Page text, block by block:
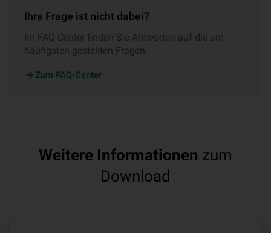
Ihre Frage ist nicht dabei?
Im FAQ-Center finden Sie Antworten auf die am
häufigsten gestellten Fragen.
Zum FAQ-Center
Weitere Informationen zum
Download